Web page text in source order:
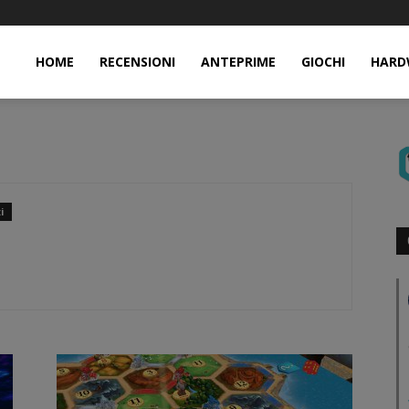
HOME RECENSIONI ANTEPRIME GIOCHI